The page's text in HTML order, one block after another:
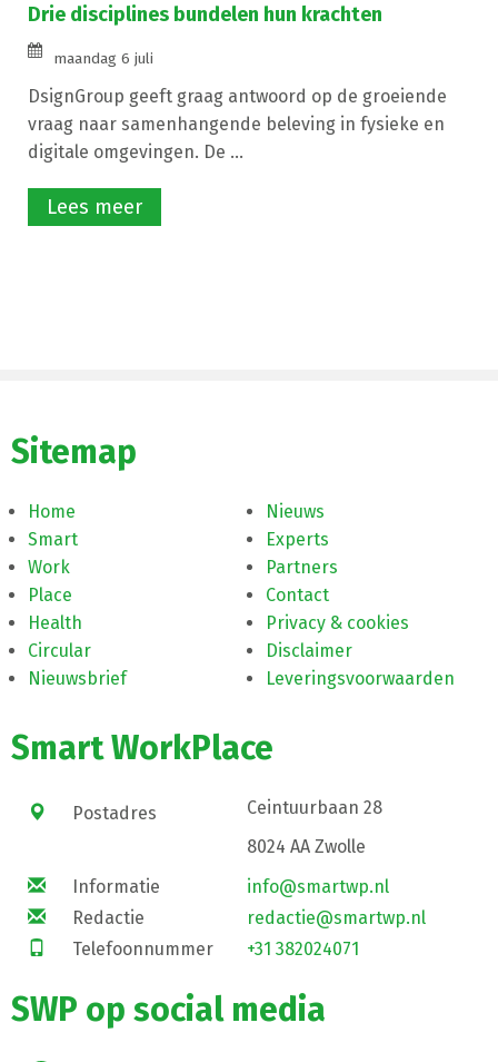
Drie disciplines bundelen hun krachten
maandag 6 juli
DsignGroup geeft graag antwoord op de groeiende
vraag naar samenhangende beleving in fysieke en
digitale omgevingen. De ...
Lees meer
Sitemap
Home
Smart
Work
Place
Health
Circular
Nieuwsbrief
Nieuws
Experts
Partners
Contact
Privacy & cookies
Disclaimer
Leveringsvoorwaarden
Smart WorkPlace
Postadres
Ceintuurbaan 28
8024 AA Zwolle
Informatie
info@smartwp.nl
Redactie
redactie@smartwp.nl
Telefoonnummer
+31 382024071
SWP op social media